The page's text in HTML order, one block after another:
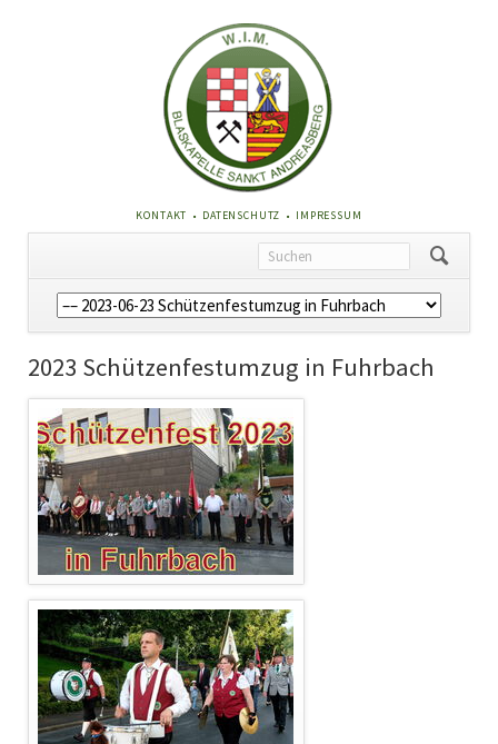
NAVIGATION
ÜBERSPRINGEN
KONTAKT DATENSCHUTZ IMPRESSUM
Navigation
überspringen
2023 Schützenfestumzug in Fuhrbach